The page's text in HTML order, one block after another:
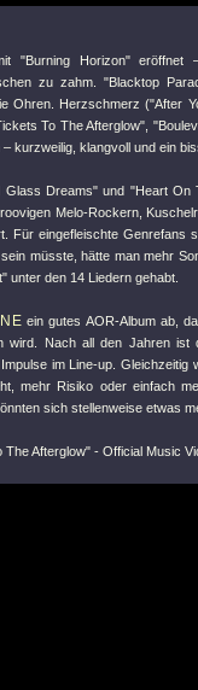
"Burning Horizon"eröffnet –
zu zahm. "Blacktop
Ohren. Herzschmerz ("After
To The Afterglow"
kurzweilig, klangvoll und ein
Glass Dreams"und "Heart On
Melo-Rockern,
Für eingefleischte Genrefans
müsste, hätte man mehr
unter den 14 Liedern gehabt.
ein gutes AOR-Album ab,
wird. Nach all den Jahren
im Line-up.
mehr Risiko oder einfach
sich stellenweise etwas
The Afterglow"- Official Music